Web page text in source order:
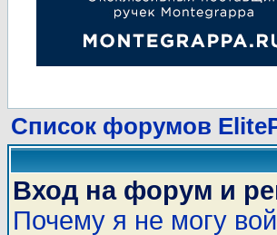
Список форумов
Вход на форум и
Почему я не могу